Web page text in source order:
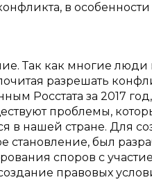
в
Так как многие
разрешать
Росстата за 2017
проблемы,
в нашей стране. Для
становление, был
споров с
правовых